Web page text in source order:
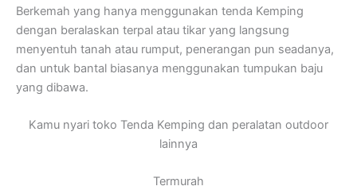
Berkemah yang hanya menggunakan tenda Kemping
dengan beralaskan terpal atau tikar yang langsung
menyentuh tanah atau rumput, penerangan pun seadanya,
dan untuk bantal biasanya menggunakan tumpukan baju
yang dibawa.
Kamu nyari toko Tenda Kemping dan peralatan outdoor
lainnya
Termurah